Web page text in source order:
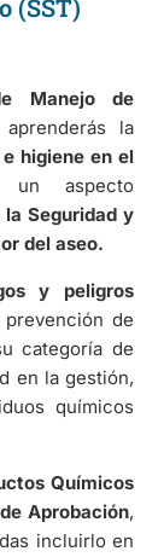
(SST)
Manejo de
aprenderás la
higiene en el
aspecto
la Seguridad y
del aseo.
y peligros
de
categoría de
en la gestión,
químicos
Químicos
Aprobación,
incluirlo en